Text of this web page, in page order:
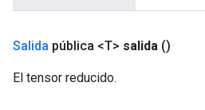
Salida pública <T> salida ()
El tensor reducido.